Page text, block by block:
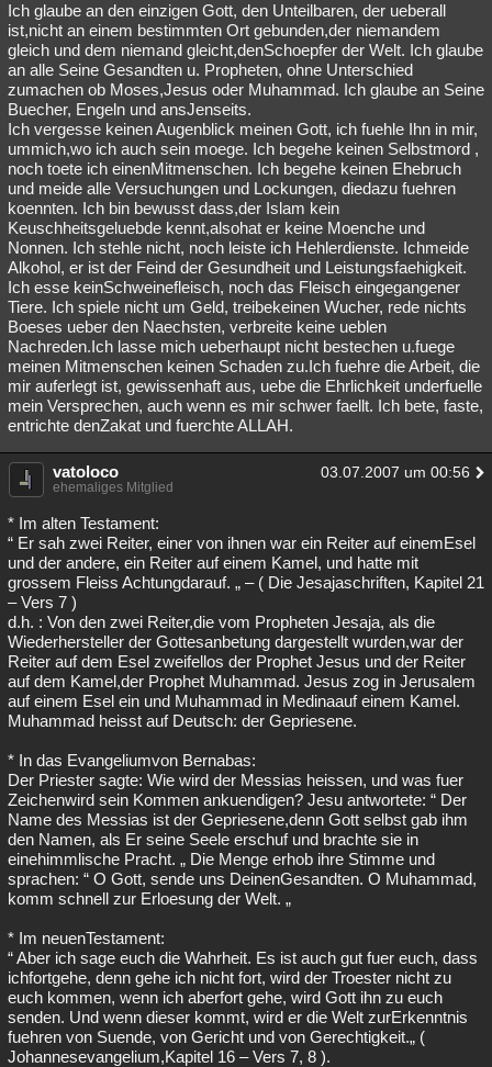
Ich glaube an den einzigen Gott, den Unteilbaren, der ueberall
ist,nicht an einem bestimmten Ort gebunden,der niemandem
gleich und dem niemand gleicht,denSchoepfer der Welt. Ich glaube
an alle Seine Gesandten u. Propheten, ohne Unterschied
zumachen ob Moses,Jesus oder Muhammad. Ich glaube an Seine
Buecher, Engeln und ansJenseits.
Ich vergesse keinen Augenblick meinen Gott, ich fuehle Ihn in mir,
ummich,wo ich auch sein moege. Ich begehe keinen Selbstmord ,
noch toete ich einenMitmenschen. Ich begehe keinen Ehebruch
und meide alle Versuchungen und Lockungen, diedazu fuehren
koennten. Ich bin bewusst dass,der Islam kein
Keuschheitsgeluebde kennt,alsohat er keine Moenche und
Nonnen. Ich stehle nicht, noch leiste ich Hehlerdienste. Ichmeide
Alkohol, er ist der Feind der Gesundheit und Leistungsfaehigkeit.
Ich esse keinSchweinefleisch, noch das Fleisch eingegangener
Tiere. Ich spiele nicht um Geld, treibekeinen Wucher, rede nichts
Boeses ueber den Naechsten, verbreite keine ueblen
Nachreden.Ich lasse mich ueberhaupt nicht bestechen u.fuege
meinen Mitmenschen keinen Schaden zu.Ich fuehre die Arbeit, die
mir auferlegt ist, gewissenhaft aus, uebe die Ehrlichkeit underfuelle
mein Versprechen, auch wenn es mir schwer faellt. Ich bete, faste,
entrichte denZakat und fuerchte ALLAH.
vatoloco 03.07.2007 um 00:56
ehemaliges Mitglied
* Im alten Testament:
“ Er sah zwei Reiter, einer von ihnen war ein Reiter auf einemEsel
und der andere, ein Reiter auf einem Kamel, und hatte mit
grossem Fleiss Achtungdarauf. „ – ( Die Jesajaschriften, Kapitel 21
– Vers 7 )
d.h. : Von den zwei Reiter,die vom Propheten Jesaja, als die
Wiederhersteller der Gottesanbetung dargestellt wurden,war der
Reiter auf dem Esel zweifellos der Prophet Jesus und der Reiter
auf dem Kamel,der Prophet Muhammad. Jesus zog in Jerusalem
auf einem Esel ein und Muhammad in Medinaauf einem Kamel.
Muhammad heisst auf Deutsch: der Gepriesene.
* In das Evangeliumvon Bernabas:
Der Priester sagte: Wie wird der Messias heissen, und was fuer
Zeichenwird sein Kommen ankuendigen? Jesu antwortete: “ Der
Name des Messias ist der Gepriesene,denn Gott selbst gab ihm
den Namen, als Er seine Seele erschuf und brachte sie in
einehimmlische Pracht. „ Die Menge erhob ihre Stimme und
sprachen: “ O Gott, sende uns DeinenGesandten. O Muhammad,
komm schnell zur Erloesung der Welt. „
* Im neuenTestament:
“ Aber ich sage euch die Wahrheit. Es ist auch gut fuer euch, dass
ichfortgehe, denn gehe ich nicht fort, wird der Troester nicht zu
euch kommen, wenn ich aberfort gehe, wird Gott ihn zu euch
senden. Und wenn dieser kommt, wird er die Welt zurErkenntnis
fuehren von Suende, von Gericht und von Gerechtigkeit.„ (
Johannesevangelium,Kapitel 16 – Vers 7, 8 ).